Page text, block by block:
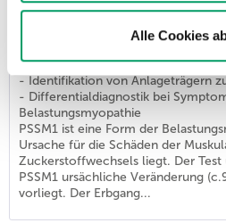
Alle Cookies
58,91 € inkl. MwSt.
Anwendung:
- Identifikation von Anlageträgern
- Differentialdiagnostik bei
Belastungsmyopathie
PSSM1 ist eine Form der
Ursache für die Schäden der
Zuckerstoffwechsels liegt. Der
PSSM1 ursächliche Veränderung
vorliegt. Der Erbgang...